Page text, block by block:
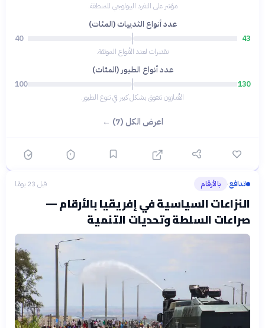
مؤشر على التفرد البيولوجي للمنطقة.
عدد أنواع الثدييات (المئات)
43
40
تقديرات لعدد الأنواع الموثقة.
عدد أنواع الطيور (المئات)
130
100
الأمازون تتفوق بشكل كبير في تنوع الطيور.
اعرض الكل (7) ←
تدافع› بالأرقام قبل 23 يومًا
النزاعات السياسية في إفريقيا بالأرقام —
صراعات السلطة وتحديات التنمية